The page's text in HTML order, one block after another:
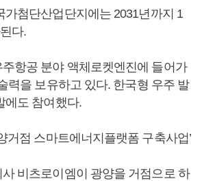
가첨단산업단지에는 2031년까지 1
다.
항공 분야 액체로켓엔진에 들어가
력을 보유하고 있다. 한국형 우주 발
에도 참여했다.
거점 스마트에너지플랫폼 구축사업’
비츠로이엠이 광양을 거점으로 하